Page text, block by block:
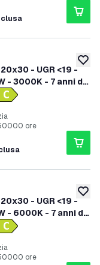
- UGR <19 -
- 3000K - 7 anni di
Energetica C
ore
- UGR <19 -
- 6000K - 7 anni di
Energetica C
delle recensioni
ore